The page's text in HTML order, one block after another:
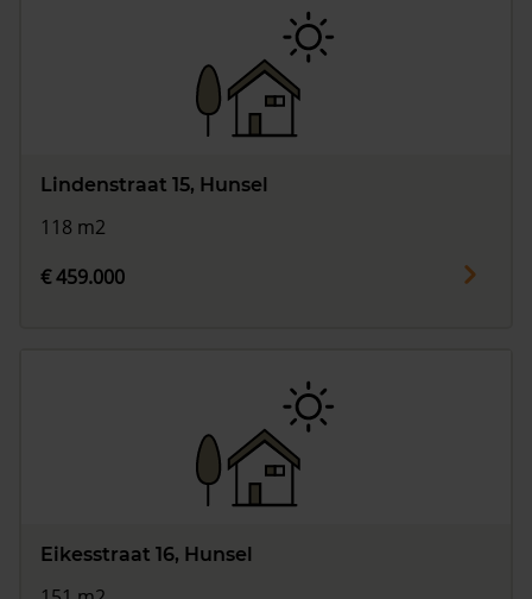
Lindenstraat 15, Hunsel
118 m2
€ 459.000
Eikesstraat 16, Hunsel